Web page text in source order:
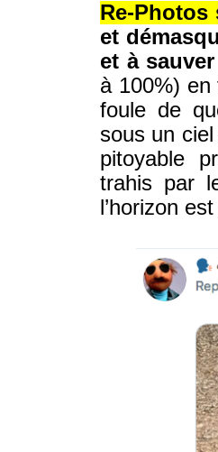
Re-Photos
et
et à
à 100%) en
foule de
sous un
pitoyable
trahis par
l’horizon